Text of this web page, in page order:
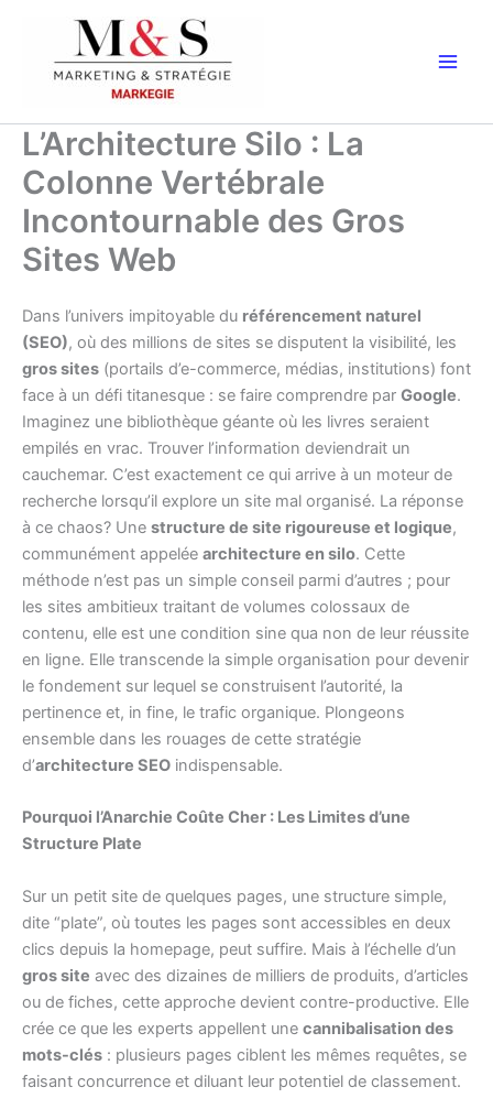
contenu
L’Architecture Silo : La
Colonne Vertébrale
Incontournable des Gros
Sites Web
Dans l’univers impitoyable du référencement naturel
(SEO), où des millions de sites se disputent la visibilité, les
gros sites (portails d’e-commerce, médias, institutions) font
face à un défi titanesque : se faire comprendre par Google.
Imaginez une bibliothèque géante où les livres seraient
empilés en vrac. Trouver l’information deviendrait un
cauchemar. C’est exactement ce qui arrive à un moteur de
recherche lorsqu’il explore un site mal organisé. La réponse
à ce chaos? Une structure de site rigoureuse et logique,
communément appelée architecture en silo. Cette
méthode n’est pas un simple conseil parmi d’autres ; pour
les sites ambitieux traitant de volumes colossaux de
contenu, elle est une condition sine qua non de leur réussite
en ligne. Elle transcende la simple organisation pour devenir
le fondement sur lequel se construisent l’autorité, la
pertinence et, in fine, le trafic organique. Plongeons
ensemble dans les rouages de cette stratégie
d’architecture SEO indispensable.
Pourquoi l’Anarchie Coûte Cher : Les Limites d’une
Structure Plate
Sur un petit site de quelques pages, une structure simple,
dite “plate”, où toutes les pages sont accessibles en deux
clics depuis la homepage, peut suffire. Mais à l’échelle d’un
gros site avec des dizaines de milliers de produits, d’articles
ou de fiches, cette approche devient contre-productive. Elle
crée ce que les experts appellent une cannibalisation des
mots-clés : plusieurs pages ciblent les mêmes requêtes, se
faisant concurrence et diluant leur potentiel de classement.